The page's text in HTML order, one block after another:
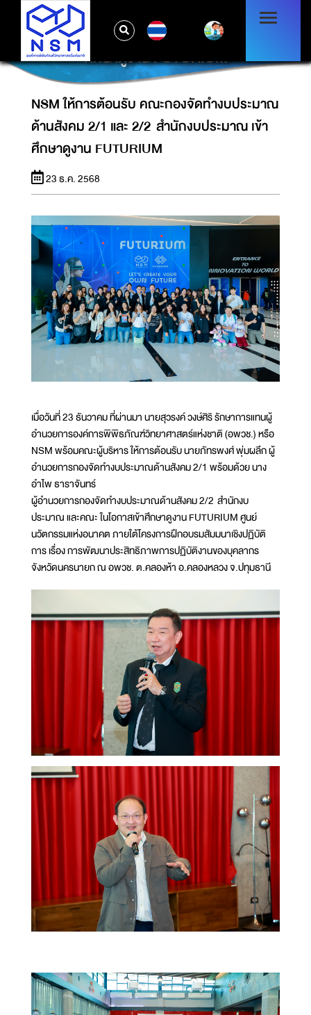
NSM ให้การต้อนรับ คณะกองจัดทำงบประมาณ
ด้านสังคม 2/1 และ 2/2 สำนักงบประมาณ เข้า
ศึกษาดูงาน FUTURIUM
NSM ให้การต้อนรับ คณะกองจัดทำงบประมาณ
ด้านสังคม 2/1 และ 2/2 สำนักงบประมาณ เข้า
ศึกษาดูงาน FUTURIUM
23 ธ.ค. 2568
เมื่อวันที่ 23 ธันวาคม ที่ผ่านมา นายสุวรงค์ วงษ์ศิริ รักษาการแทนผู้
อำนวยการองค์การพิพิธภัณฑ์วิทยาศาสตร์แห่งชาติ (อพวช.) หรือ
NSM พร้อมคณะผู้บริหาร ให้การต้อนรับ นายภัทรพงศ์ พุ่มผลึก ผู้
อำนวยการกองจัดทำงบประมาณด้านสังคม 2/1 พร้อมด้วย นาง
อำไพ ธาราจันทร์
ผู้อำนวยการกองจัดทำงบประมาณด้านสังคม 2/2 สำนักงบ
ประมาณ และคณะ ในโอกาสเข้าศึกษาดูงาน FUTURIUM ศูนย์
นวัตกรรมแห่งอนาคต ภายใต้โครงการฝึกอบรมสัมมนาเชิงปฏิบัติ
การ เรื่อง การพัฒนาประสิทธิภาพการปฏิบัติงานของบุคลากร
จังหวัดนครนายก ณ อพวช. ต.คลองห้า อ.คลองหลวง จ.ปทุมธานี